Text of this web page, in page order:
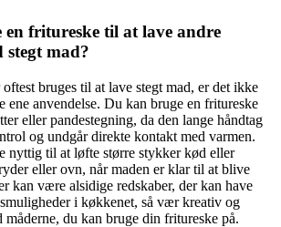
fritureske til at lave andre
stegt mad?
bruges til at lave stegt mad, er det ikke
ene anvendelse. Du kan bruge en fritureske
eller pandestegning, da den lange håndtag
og undgår direkte kontakt med varmen.
nyttig til at løfte større stykker kød eller
eller ovn, når maden er klar til at blive
kan være alsidige redskaber, der kan have
i køkkenet, så vær kreativ og
måderne, du kan bruge din fritureske på.